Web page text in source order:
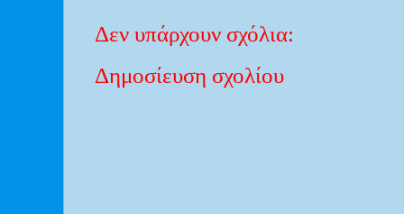
Δεν υπάρχουν σχόλια:
Δημοσίευση σχολίου